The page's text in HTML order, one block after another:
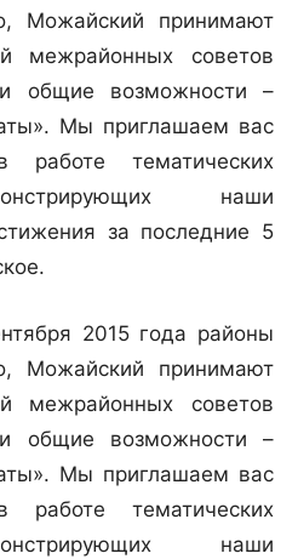
Можайский принимают
межрайонных советов
общие возможности –
Мы приглашаем вас
работе тематических
наши
за последние 5
2015 года районы
Можайский принимают
межрайонных советов
общие возможности –
Мы приглашаем вас
работе тематических
наши